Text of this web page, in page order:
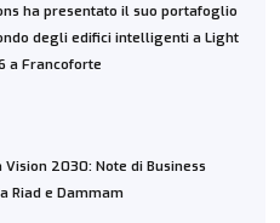
ha presentato il suo portafoglio
degli edifici intelligenti a Light
a Francoforte
2030: Note di Business
Riad e Dammam